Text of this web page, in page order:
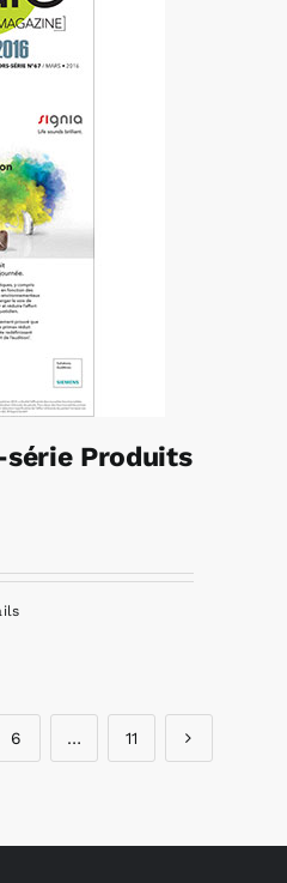
série Produits
6 … 11